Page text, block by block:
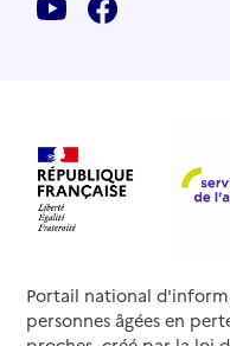
Portail national
personnes âgées en